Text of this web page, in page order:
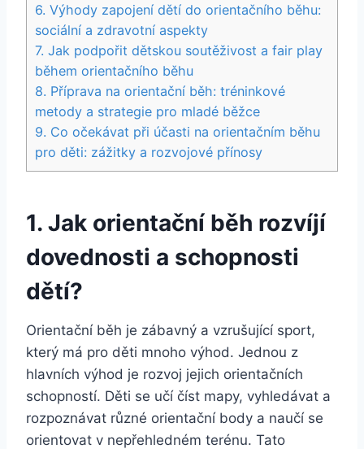
6. Výhody zapojení dětí do orientačního běhu:
sociální a zdravotní aspekty
7. Jak podpořit dětskou soutěživost a fair play
během orientačního běhu
8. Příprava na orientační běh: tréninkové
metody a strategie pro mladé běžce
9. Co očekávat při účasti na orientačním běhu
pro děti: zážitky a rozvojové přínosy
1. Jak orientační běh rozvíjí
dovednosti a schopnosti
dětí?
Orientační běh je zábavný a vzrušující sport,
který má pro děti mnoho výhod. Jednou z
hlavních výhod je rozvoj jejich orientačních
schopností. Děti se učí číst mapy, vyhledávat a
rozpoznávat různé orientační body a naučí se
orientovat v nepřehledném terénu. Tato